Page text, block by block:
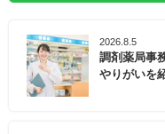
2026.8.5
調剤薬局事
やりがいを